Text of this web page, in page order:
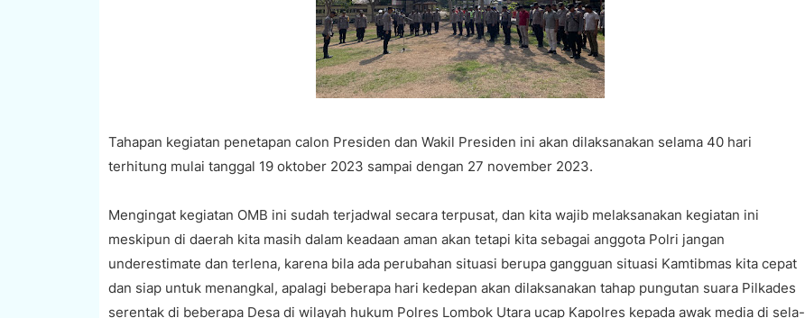
Tahapan kegiatan penetapan calon Presiden dan Wakil Presiden ini akan dilaksanakan selama 40 hari
terhitung mulai tanggal 19 oktober 2023 sampai dengan 27 november 2023.
Mengingat kegiatan OMB ini sudah terjadwal secara terpusat, dan kita wajib melaksanakan kegiatan ini
meskipun di daerah kita masih dalam keadaan aman akan tetapi kita sebagai anggota Polri jangan
underestimate dan terlena, karena bila ada perubahan situasi berupa gangguan situasi Kamtibmas kita cepat
dan siap untuk menangkal, apalagi beberapa hari kedepan akan dilaksanakan tahap pungutan suara Pilkades
serentak di beberapa Desa di wilayah hukum Polres Lombok Utara ucap Kapolres kepada awak media di sela-